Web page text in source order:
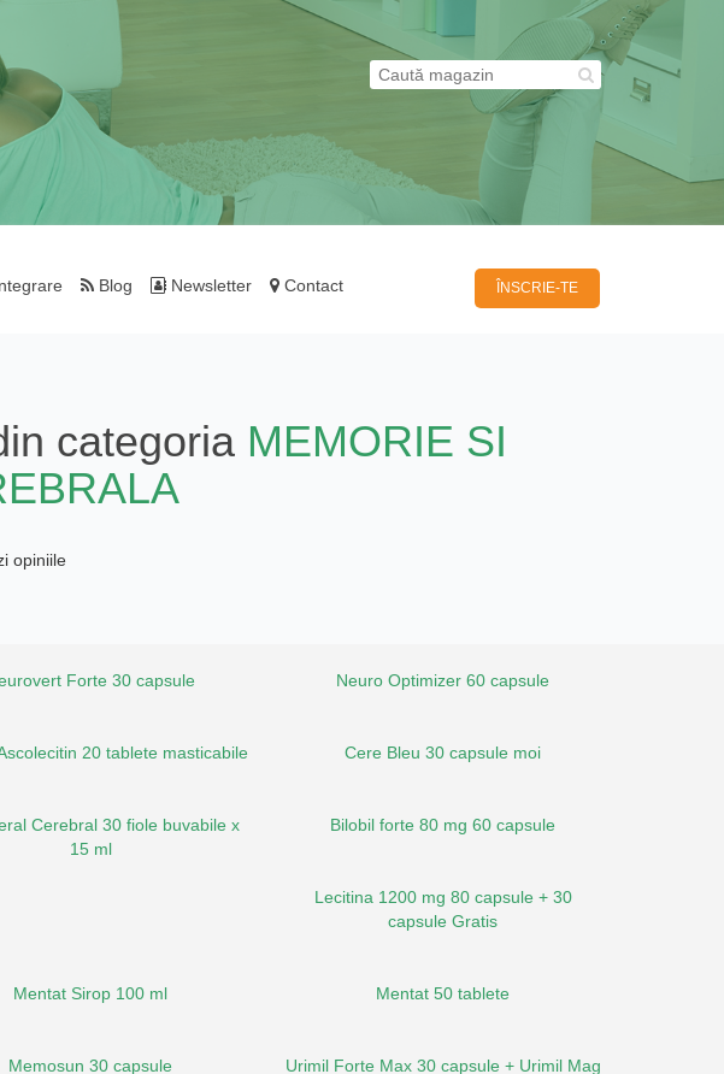
Blog Newsletter Contact ÎNSCRIE-TE
categoria MEMORIE SI
opiniile
Forte 30 capsule Neuro Optimizer 60 capsule
20 tablete masticabile Cere Bleu 30 capsule moi
Cerebral 30 fiole buvabile x
15 ml
Bilobil forte 80 mg 60 capsule
Lecitina 1200 mg 80 capsule + 30
capsule Gratis
Mentat Sirop 100 ml Mentat 50 tablete
Memosun 30 capsule
Urimil Forte Max 30 capsule + Urimil Mag